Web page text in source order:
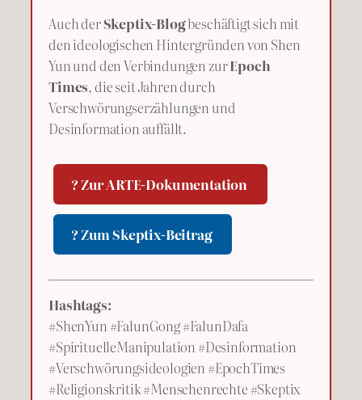
Auch derSkeptix-Blogbeschäftigt sich mit
den ideologischen Hintergründen von Shen
Yun und den Verbindungen zurEpoch
Times, die seit Jahren durch
Verschwörungserzählungen und
Desinformation auffällt.
? Zur ARTE-Dokumentation
? Zum Skeptix-Beitrag
Hashtags:
#ShenYun #FalunGong #FalunDafa
#SpirituelleManipulation #Desinformation
#Verschwörungsideologien #EpochTimes
#Religionskritik #Menschenrechte #Skeptix